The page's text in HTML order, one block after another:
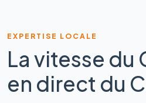
EXPERTISE LOCALE
La vitesse du
en direct du